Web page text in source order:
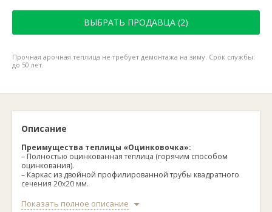
ВЫБРАТЬ ПРОДАВЦА (2)
Прочная арочная теплица не требует демонтажа на зиму. Срок службы:
до 50 лет.
Описание
Преимущества теплицы «Оцинковочка»:
– Полностью оцинкованная теплица (горячим способом
оцинкования).
– Каркас из двойной профилированной трубы квадратного
сечения 20х20 мм.
– 2 Двери и 2 форточки, расположенные над дверями,
Показать полное описание